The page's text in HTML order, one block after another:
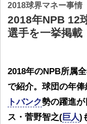
2018球界マネー事情
2018年NPB 12
選手を一挙掲載
2018年のNPB所属
で紹介。球団の年
トバンク勢の躍進
ス・菅野智之(巨人)